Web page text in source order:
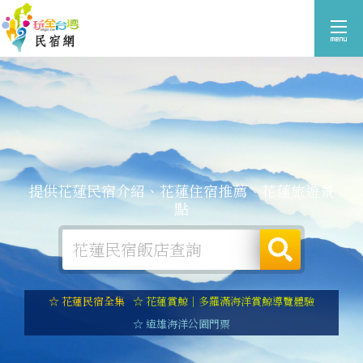
提供花蓮民宿介紹、花蓮住宿推薦、花蓮旅遊景
點
☆ 花蓮民宿全集 ☆ 花蓮賞鯨｜多羅滿海洋賞鯨導覽體驗
☆ 遠雄海洋公園門票